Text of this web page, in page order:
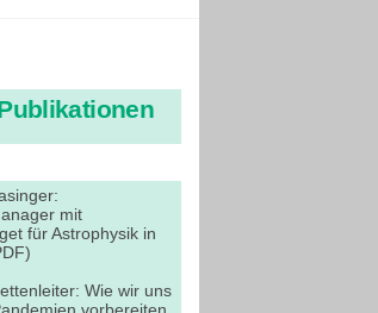
mit
für Astrophysik in
Wie wir uns